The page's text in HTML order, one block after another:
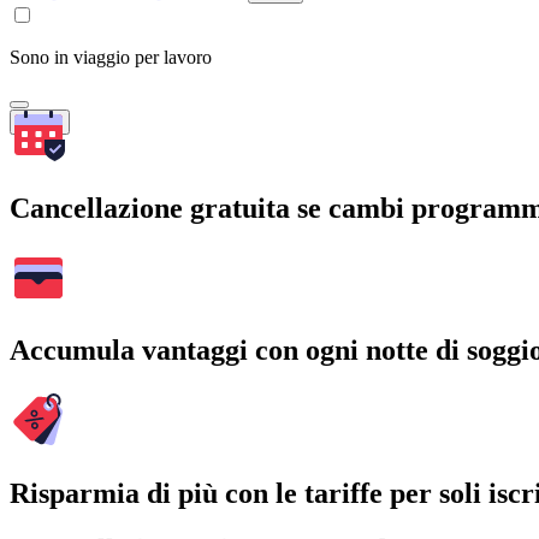
Sono in viaggio per lavoro
Cerca
Cancellazione gratuita se cambi
Accumula vantaggi con ogni notte di
Risparmia di più con le tariffe per soli